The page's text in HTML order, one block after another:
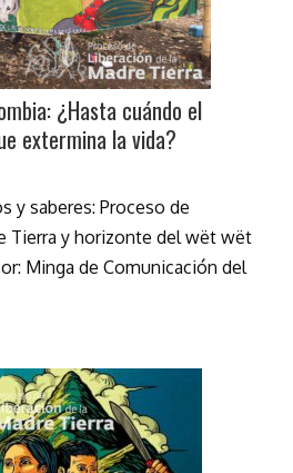
¿Hasta cuándo el
extermina la vida?
y saberes: Proceso de
Tierra y horizonte del wët wët
Minga de Comunicación del